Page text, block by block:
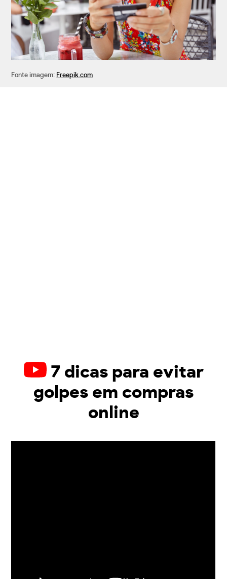
Fonte imagem: Freepik.com
7 dicas para evitar
golpes em compras
online